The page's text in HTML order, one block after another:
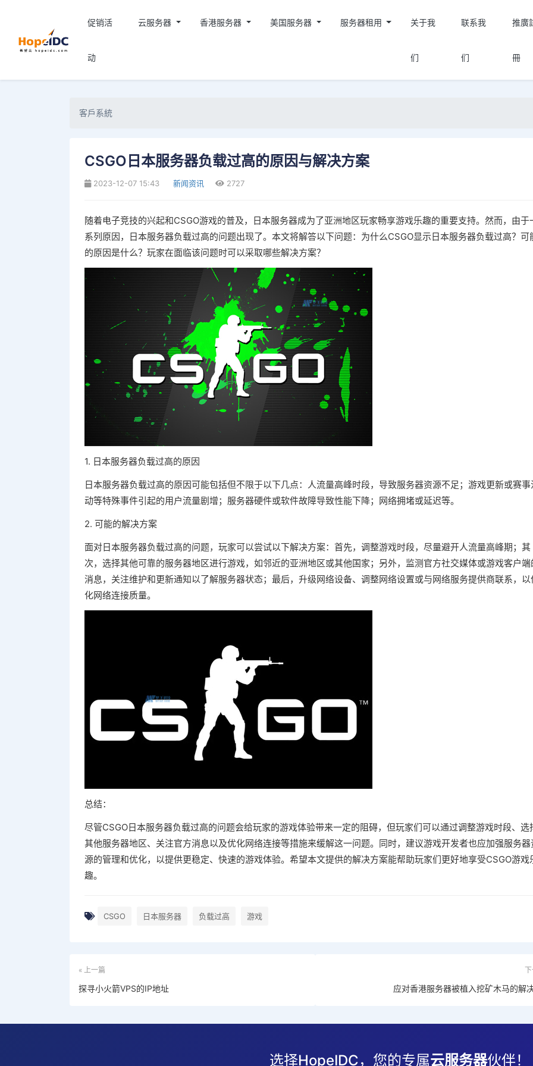
促销活
动
云服务器 香港服务器 美国服务器 服务器租用 关于我
们
联系我
们
推廣
冊
客戶系統
CSGO日本服务器负载过高的原因与解决方案
2023-12-07 15:43 新闻资讯 2727
随着电子竞技的兴起和CSGO游戏的普及，日本服务器成为了亚洲地区玩家畅享游戏乐趣的重要支持。然而，由于
系列原因，日本服务器负载过高的问题出现了。本文将解答以下问题：为什么CSGO显示日本服务器负载过高？可
的原因是什么？玩家在面临该问题时可以采取哪些解决方案？
1. 日本服务器负载过高的原因
日本服务器负载过高的原因可能包括但不限于以下几点：人流量高峰时段，导致服务器资源不足；游戏更新或赛事
动等特殊事件引起的用户流量剧增；服务器硬件或软件故障导致性能下降；网络拥堵或延迟等。
2. 可能的解决方案
面对日本服务器负载过高的问题，玩家可以尝试以下解决方案：首先，调整游戏时段，尽量避开人流量高峰期；其
次，选择其他可靠的服务器地区进行游戏，如邻近的亚洲地区或其他国家；另外，监测官方社交媒体或游戏客户端
消息，关注维护和更新通知以了解服务器状态；最后，升级网络设备、调整网络设置或与网络服务提供商联系，以
化网络连接质量。
总结：
尽管CSGO日本服务器负载过高的问题会给玩家的游戏体验带来一定的阻碍，但玩家们可以通过调整游戏时段、选
其他服务器地区、关注官方消息以及优化网络连接等措施来缓解这一问题。同时，建议游戏开发者也应加强服务器
源的管理和优化，以提供更稳定、快速的游戏体验。希望本文提供的解决方案能帮助玩家们更好地享受CSGO游戏
趣。
CSGO 日本服务器 负载过高 游戏
« 上一篇
探寻小火箭VPS的IP地址 应对香港服务器被植入挖矿木马的解
选择HopeIDC，您的专属云服务器伙伴！